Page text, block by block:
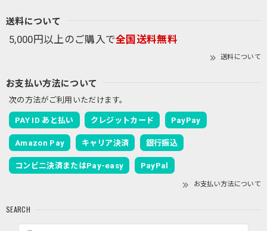
送料について
5,000円以上のご購入で全国送料無料
送料について
お支払い方法について
次の方法がご利用いただけます。
PAY ID あと払い クレジットカード PayPay
Amazon Pay キャリア決済 銀行振込
コンビニ決済またはPay-easy PayPal
お支払い方法について
SEARCH